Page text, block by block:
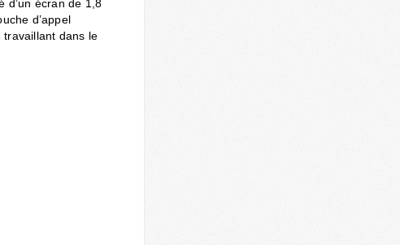
d’un écran de 1,8
d’appel
travaillant dans le